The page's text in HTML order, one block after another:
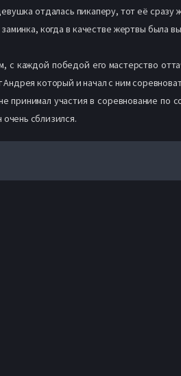
отдалась пикаперу, тот её
когда в качестве жертвы была
каждой победой его мастерство
который и начал с ним
участия в соревнование по
сблизился.